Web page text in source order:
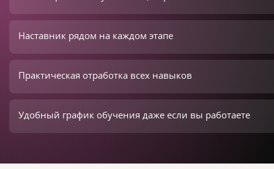
Наставник рядом на каждом этапе
Практическая отработка всех навыков
Удобный график обучения даже если вы работаете